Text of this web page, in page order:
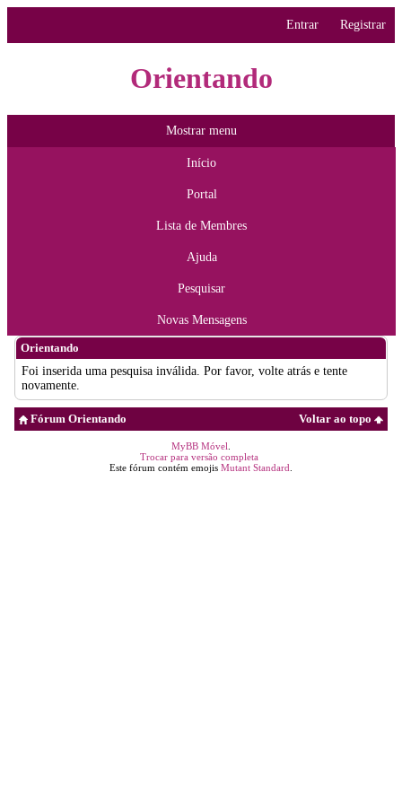
Entrar Registrar
Orientando
Mostrar menu
Início
Portal
Lista de Membres
Ajuda
Pesquisar
Novas Mensagens
Orientando
Foi inserida uma pesquisa inválida. Por favor, volte atrás e tente
novamente.
Voltar ao topo
Fórum Orientando
MyBB Móvel
Trocar para versão completa
Este fórum contém emojis Mutant Standard